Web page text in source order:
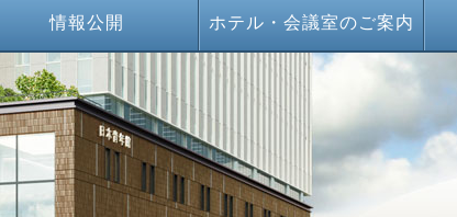
情報公開 ホテル・会議室のご案内